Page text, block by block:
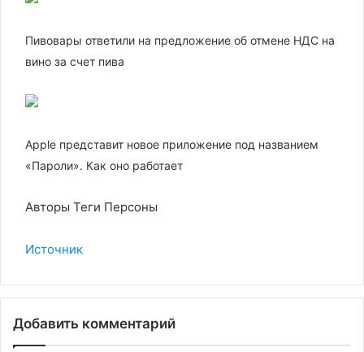
Пивовары ответили на предложение об отмене НДС на
вино за счет пива
Apple представит новое приложение под названием
«Пароли». Как оно работает
Авторы Теги Персоны
Источник
Добавить комментарий